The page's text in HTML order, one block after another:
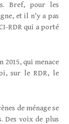
Bref, pour les
et il n’y a pas
RDR qui a porté
qui menace
sur le RDR, le
de ménage se
Des voix de plus